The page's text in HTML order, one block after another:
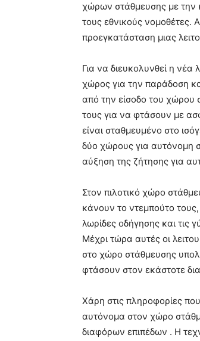
χώρων στάθμευσης με την
τους εθνικούς
προεγκατάσταση μιας
Για να διευκολυνθεί η νέα
χώρος για την παράδοση
από την είσοδο του χώρου
τους για να φτάσουν με
είναι σταθμευμένο στο
δύο χώρους για αυτόνομη
αύξηση της ζήτησης για
Στον πιλοτικό χώρο
κάνουν το ντεμπούτο
λωρίδες οδήγησης και τις
Μέχρι τώρα αυτές οι
στο χώρο στάθμευσης
φτάσουν στον εκάστοτε
Χάρη στις πληροφορίες
αυτόνομα στον χώρο
διαφόρων επιπέδων . Η